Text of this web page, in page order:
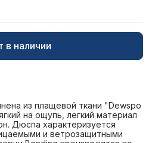
в наличии
из плащевой ткани "Dewspo
на ощупь, легкий материал
Дюспа характеризуется
и ветрозащитными